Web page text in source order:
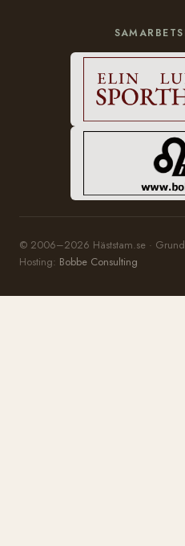
© 2006–2026 Häststam.se ·
Hosting: Bobbe Consulting